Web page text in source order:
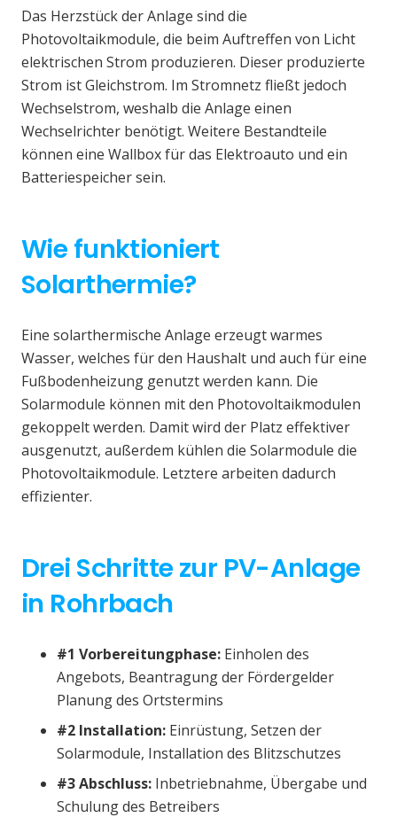
Das Herzstück der Anlage sind die
Photovoltaikmodule, die beim Auftreffen von Licht
elektrischen Strom produzieren. Dieser produzierte
Strom ist Gleichstrom. Im Stromnetz fließt jedoch
Wechselstrom, weshalb die Anlage einen
Wechselrichter benötigt. Weitere Bestandteile
können eine Wallbox für das Elektroauto und ein
Batteriespeicher sein.
Wie funktioniert
Solarthermie?
Eine solarthermische Anlage erzeugt warmes
Wasser, welches für den Haushalt und auch für eine
Fußbodenheizung genutzt werden kann. Die
Solarmodule können mit den Photovoltaikmodulen
gekoppelt werden. Damit wird der Platz effektiver
ausgenutzt, außerdem kühlen die Solarmodule die
Photovoltaikmodule. Letztere arbeiten dadurch
effizienter.
Drei Schritte zur PV-Anlage
in Rohrbach
#1 Vorbereitungphase: Einholen des
Angebots, Beantragung der Fördergelder
Planung des Ortstermins
#2 Installation: Einrüstung, Setzen der
Solarmodule, Installation des Blitzschutzes
#3 Abschluss: Inbetriebnahme, Übergabe und
Schulung des Betreibers